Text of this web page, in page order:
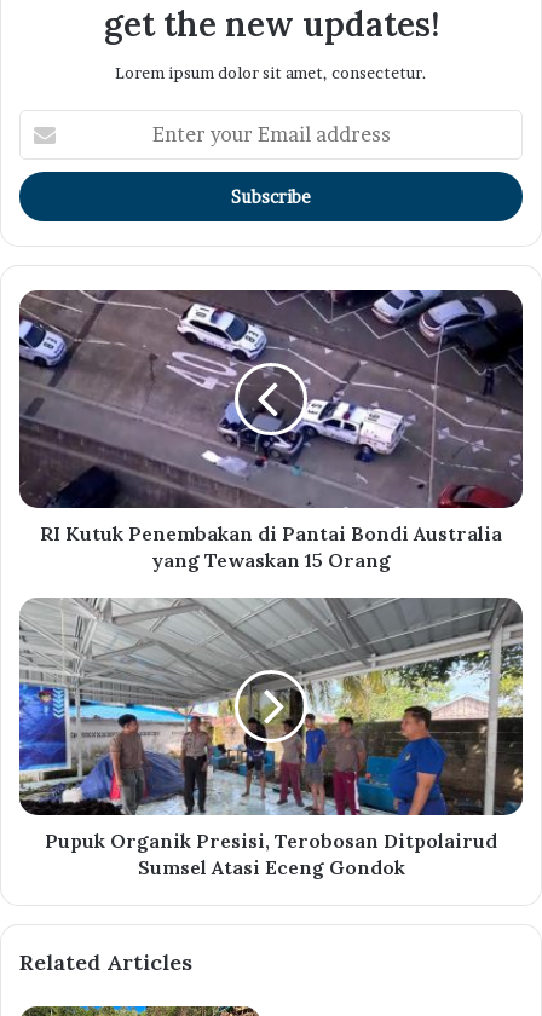
get the new updates!
Lorem ipsum dolor sit amet, consectetur.
your
Email
address
RI Kutuk Penembakan di Pantai Bondi Australia
yang Tewaskan 15 Orang
Pupuk Organik Presisi, Terobosan Ditpolairud
Sumsel Atasi Eceng Gondok
Related Articles